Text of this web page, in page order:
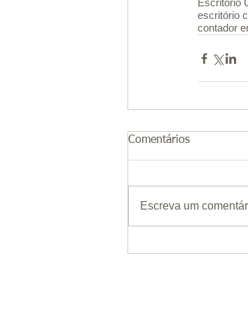
Escritório
escritório
contador
Comentários
Escreva um